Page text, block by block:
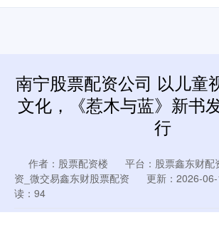
南宁股票配资公司 以儿童
文化，《惹木与蓝》新书
行
作者：股票配资楼
平台：股票鑫东财
资_微交易鑫东财股票配资
更新：2026-
读：94